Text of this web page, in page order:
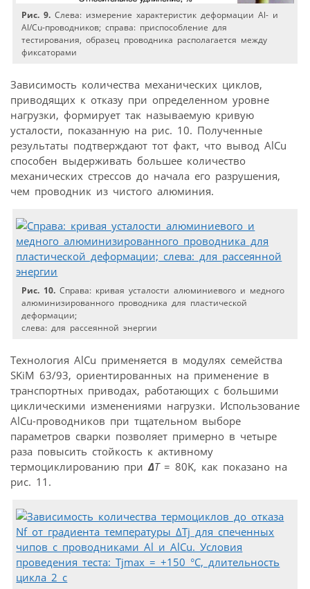
Рис. 9. Слева: измерение характеристик деформации Al- и
Al/Cu-проводников; справа: приспособление для
тестирования, образец проводника располагается между
фиксаторами
Зависимость количества механических циклов,
приводящих к отказу при определенном уровне
нагрузки, формирует так называемую кривую
усталости, показанную на рис. 10. Полученные
результаты подтверждают тот факт, что вывод AlCu
способен выдерживать большее количество
механических стрессов до начала его разрушения,
чем проводник из чистого алюминия.
Рис. 10. Справа: кривая усталости алюминиевого и медного
алюминизированного проводника для пластической
деформации;
слева: для рассеянной энергии
Технология AlCu применяется в модулях семейства
SKiM 63/93, ориентированных на применение в
транспортных приводах, работающих с большими
циклическими изменениями нагрузки. Использование
AlCu-проводников при тщательном выборе
параметров сварки позволяет примерно в четыре
раза повысить стойкость к активному
термоциклированию при ∆T= 80K, как показано на
рис. 11.